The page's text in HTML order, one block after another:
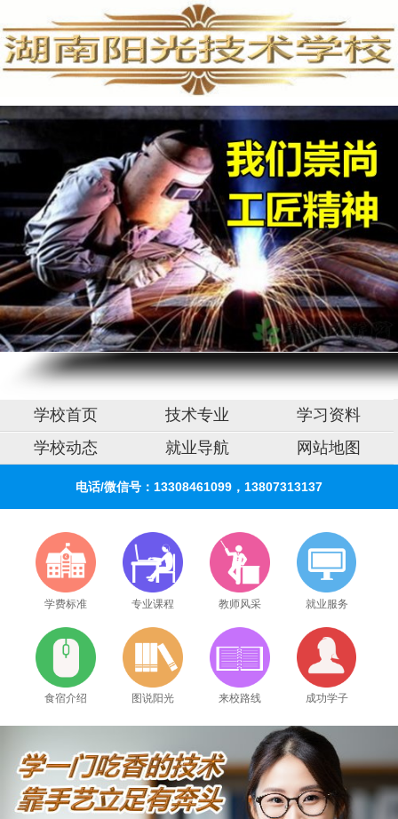
手机维修培训,手机维修培训学校,手机维修培训班
学校首页 技术专业
学习资料
学校动态
就业导航 网站地图
电话/微信号：13308461099，13807313137
学费标准 专业课程 教师风采 就业服务
食宿介绍 图说阳光 来校路线 成功学子